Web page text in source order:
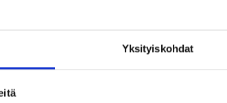
Yksityiskohdat